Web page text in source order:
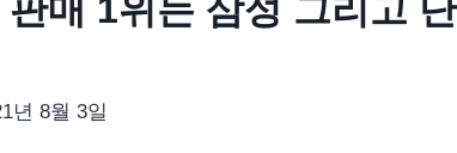
매 1위는 삼성 그리고
년 8월 3일